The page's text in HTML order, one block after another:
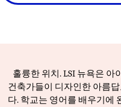
훌륭한 위치. LSI 뉴욕은 아
건축가들이 디자인한 아름
다. 학교는 영어를 배우기에